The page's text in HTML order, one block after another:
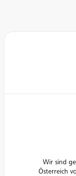
Wir sind
Österreich